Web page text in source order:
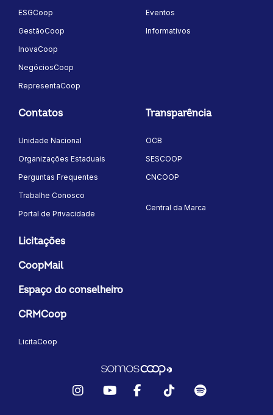
ESGCoop
GestãoCoop
InovaCoop
NegóciosCoop
RepresentaCoop
Eventos
Informativos
Contatos
Unidade Nacional
Organizações Estaduais
Perguntas Frequentes
Trabalhe Conosco
Portal de Privacidade
Transparência
OCB
SESCOOP
CNCOOP
Central da Marca
Licitações
CoopMail
Espaço do conselheiro
CRMCoop
LicitaCoop